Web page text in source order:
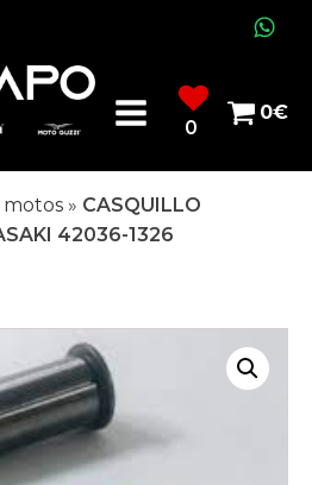
0
0€
motos » CASQUILLO
42036-1326